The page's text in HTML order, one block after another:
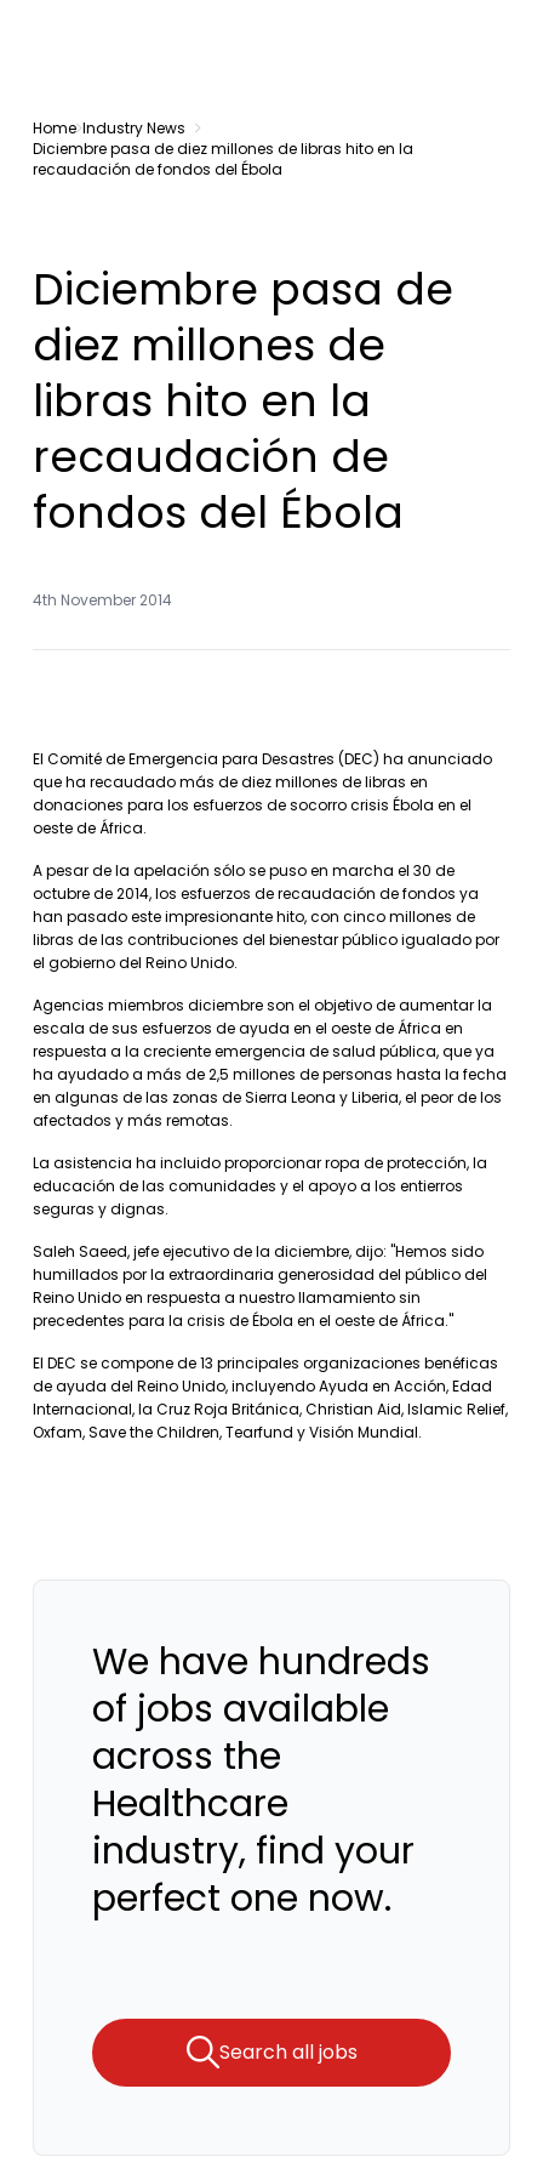
Home Industry News
Diciembre pasa de diez millones de libras hito en la
recaudación de fondos del Ébola
Diciembre pasa de
diez millones de
libras hito en la
recaudación de
fondos del Ébola
4th November 2014
El Comité de Emergencia para Desastres (DEC) ha anunciado
que ha recaudado más de diez millones de libras en
donaciones para los esfuerzos de socorro crisis Ébola en el
oeste de África.
A pesar de la apelación sólo se puso en marcha el 30 de
octubre de 2014, los esfuerzos de recaudación de fondos ya
han pasado este impresionante hito, con cinco millones de
libras de las contribuciones del bienestar público igualado por
el gobierno del Reino Unido.
Agencias miembros diciembre son el objetivo de aumentar la
escala de sus esfuerzos de ayuda en el oeste de África en
respuesta a la creciente emergencia de salud pública, que ya
ha ayudado a más de 2,5 millones de personas hasta la fecha
en algunas de las zonas de Sierra Leona y Liberia, el peor de los
afectados y más remotas.
La asistencia ha incluido proporcionar ropa de protección, la
educación de las comunidades y el apoyo a los entierros
seguras y dignas.
Saleh Saeed, jefe ejecutivo de la diciembre, dijo: "Hemos sido
humillados por la extraordinaria generosidad del público del
Reino Unido en respuesta a nuestro llamamiento sin
precedentes para la crisis de Ébola en el oeste de África."
El DEC se compone de 13 principales organizaciones benéficas
de ayuda del Reino Unido, incluyendo Ayuda en Acción, Edad
Internacional, la Cruz Roja Británica, Christian Aid, Islamic Relief,
Oxfam, Save the Children, Tearfund y Visión Mundial.
We have hundreds
of jobs available
across the
Healthcare
industry, find your
perfect one now.
Search all jobs